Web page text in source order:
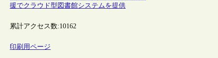
援でクラウド型図書館システムを提供
累計アクセス数:10162
印刷用ページ